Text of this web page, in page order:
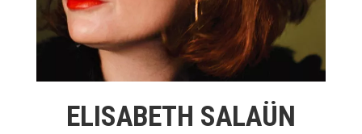
ELISABETH SALAÜN